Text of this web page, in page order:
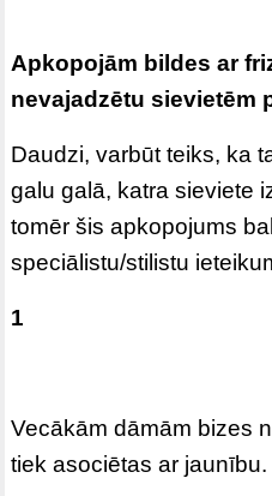
Apkopojām bildes ar
nevajadzētu sievietēm
Daudzi, varbūt teiks, ka
galu galā, katra sieviete
tomēr šis apkopojums
speciālistu/stilistu
1
Vecākām dāmām bizes
tiek asociētas ar jaunību.